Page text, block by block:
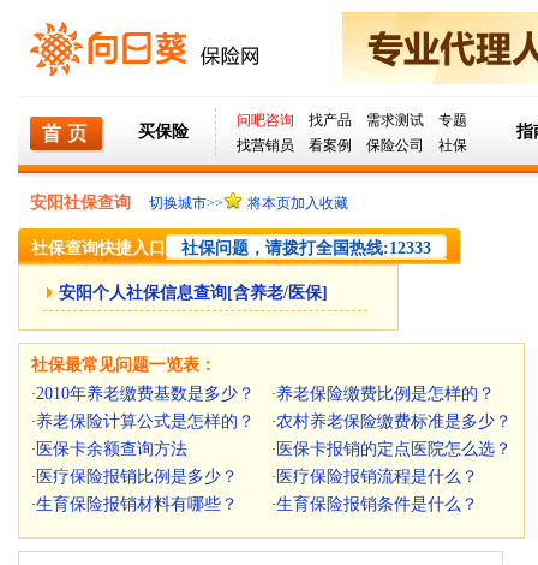
买保险
问吧咨询 找产品 需求测试
专题
找营销员
看案例 保险公司 社保
指
安阳社保查询 切换城市>> 将本页加入收藏
社保查询快捷入口 社保问题，请拨打全国热线:12333
安阳个人社保信息查询[含养老/医保]
社保最常见问题一览表：
·2010年养老缴费基数是多少？ ·养老保险缴费比例是怎样的？
·养老保险计算公式是怎样的？ ·农村养老保险缴费标准是多少？
· 医保卡余额查询方法 · 医保卡报销的定点医院怎么选？
· 医疗保险报销比例是多少？ · 医疗保险报销流程是什么？
·生育保险报销材料有哪些？ ·生育保险报销条件是什么？